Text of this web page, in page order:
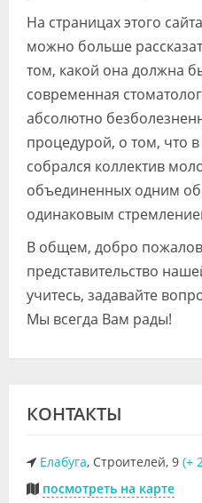
На страницах этого
можно больше
том, какой она должна
современная
абсолютно
процедурой, о том, что
собрался коллектив
объединенных одним
одинаковым
В общем, добро
представительство
учитесь, задавайте
Мы всегда Вам рады!
КОНТАКТЫ
Елабуга, Строителей, 9 (+
посмотреть на карте